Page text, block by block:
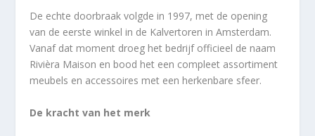
De echte doorbraak volgde in 1997, met de opening
van de eerste winkel in de Kalvertoren in Amsterdam.
Vanaf dat moment droeg het bedrijf officieel de naam
Rivièra Maison en bood het een compleet assortiment
meubels en accessoires met een herkenbare sfeer.
De kracht van het merk